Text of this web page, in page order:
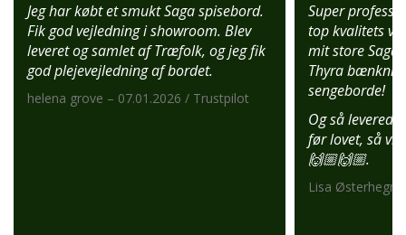
Jeg har købt et smukt Saga spisebord.
Fik god vejledning i showroom. Blev
leveret og samlet af Træfolk, og jeg fik
god plejevejledning af bordet.
helena grove – 07.01.2026 / Trustpilot
Super
top kvalitets
mit store Saga
Thyra
sengeborde!
Og så
før lovet, så vi
🙌🏼🙌🏼.
Lisa Østerhegn